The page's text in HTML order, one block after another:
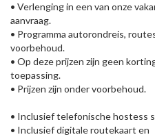
• Verlenging in een van onze
aanvraag.
• Programma autorondreis,
voorbehoud.
• Op deze prijzen zijn geen
toepassing.
• Prijzen zijn onder voorbehoud.
• Inclusief telefonische hostess
• Inclusief digitale routekaart en